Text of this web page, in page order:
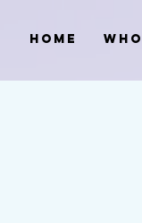
HOME WHO